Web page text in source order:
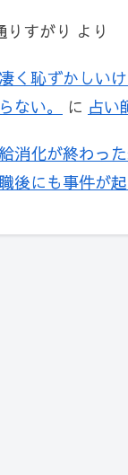
りすがり より
く恥ずかしい
ない。
に 占い
消化が終わっ
後にも事件が起